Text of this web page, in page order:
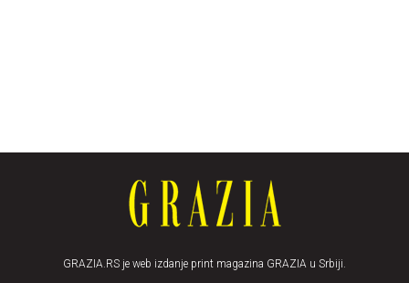
GRAZIA.RS je web izdanje print magazina GRAZIA u Srbiji.